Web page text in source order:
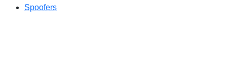
Spoofers